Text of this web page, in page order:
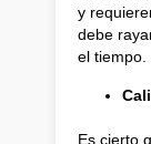
y
debe
el tiempo.
Es cierto